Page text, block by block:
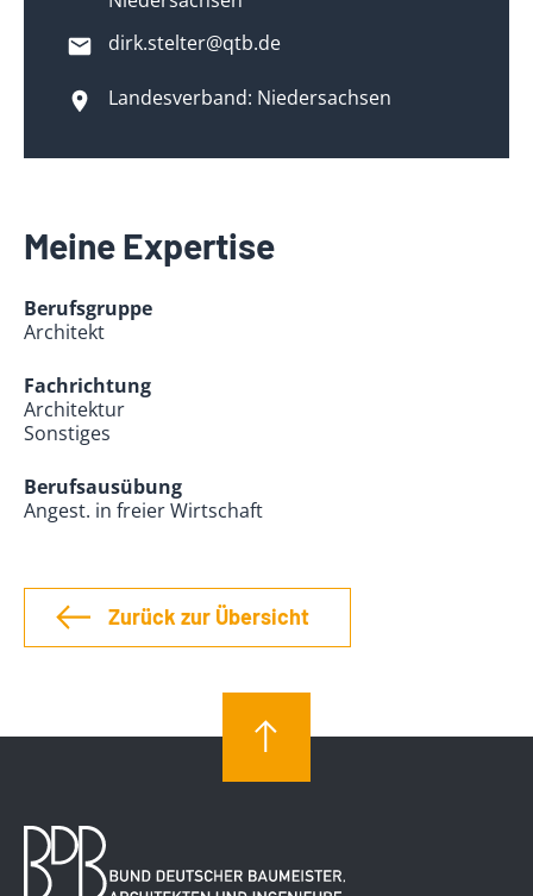
dirk.stelter@qtb.de
Landesverband: Niedersachsen
Meine Expertise
Berufsgruppe
Architekt
Fachrichtung
Architektur
Sonstiges
Berufsausübung
Angest. in freier Wirtschaft
Zurück zur Übersicht